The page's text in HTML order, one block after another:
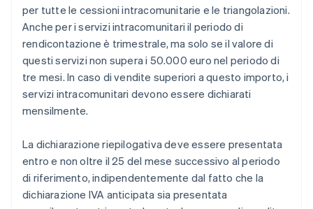
per tutte le cessioni intracomunitarie e le triangolazioni.
Anche per i servizi intracomunitari il periodo di
rendicontazione è trimestrale, ma solo se il valore di
questi servizi non supera i 50.000 euro nel periodo di
tre mesi. In caso di vendite superiori a questo importo, i
servizi intracomunitari devono essere dichiarati
mensilmente.
La dichiarazione riepilogativa deve essere presentata
entro e non oltre il 25 del mese successivo al periodo
di riferimento, indipendentemente dal fatto che la
dichiarazione IVA anticipata sia presentata